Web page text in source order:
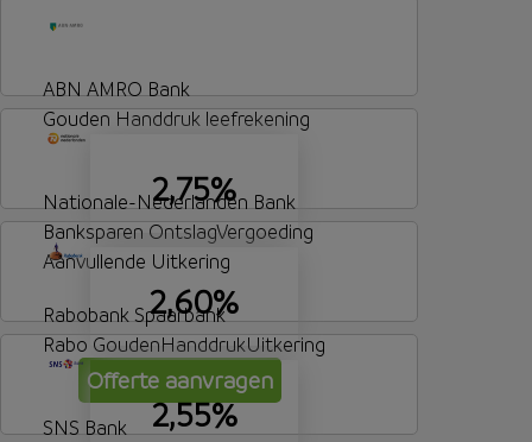
ABN AMRO Bank
Gouden Handdruk leefrekening
2,75%
Nationale-Nederlanden Bank
Banksparen OntslagVergoeding
Aanvullende Uitkering
2,60%
Offerte aanvragen
Rabobank Spaarbank
Rabo GoudenHanddrukUitkering
2,55%
SNS Bank